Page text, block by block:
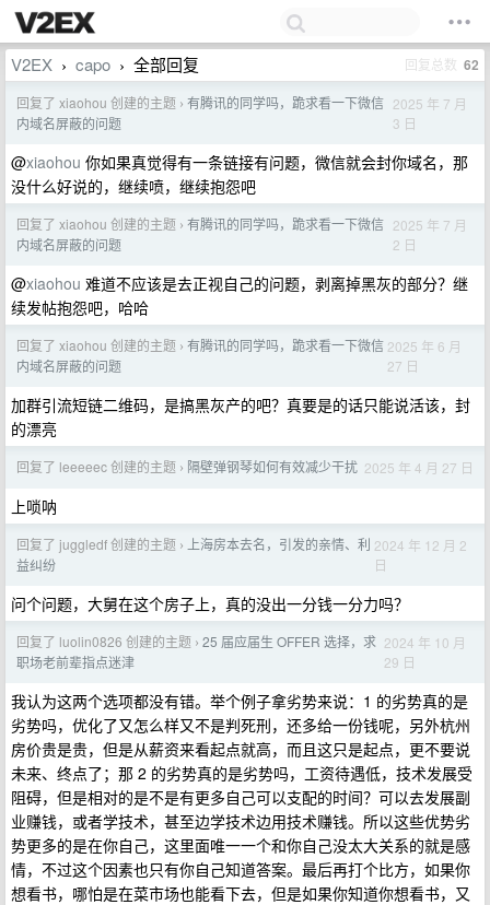
V2EX › capo › 全部回复 回复总数 62
回复了 xiaohou 创建的主题 › 有腾讯的同学吗，跪求看一下微信
内域名屏蔽的问题
2025 年 7 月
3 日
@xiaohou 你如果真觉得有一条链接有问题，微信就会封你域名，那
没什么好说的，继续喷，继续抱怨吧
回复了 xiaohou 创建的主题 › 有腾讯的同学吗，跪求看一下微信
内域名屏蔽的问题
2025 年 7 月
2 日
@xiaohou 难道不应该是去正视自己的问题，剥离掉黑灰的部分？继
续发帖抱怨吧，哈哈
回复了 xiaohou 创建的主题 › 有腾讯的同学吗，跪求看一下微信
内域名屏蔽的问题
2025 年 6 月
27 日
加群引流短链二维码，是搞黑灰产的吧？真要是的话只能说活该，封
的漂亮
回复了 leeeeec 创建的主题 › 隔壁弹钢琴如何有效减少干扰 2025 年 4 月 27 日
上唢呐
回复了 juggledf 创建的主题 ›
上海房本去名，引发的亲情、利
益纠纷
2024 年 12 月 2
日
问个问题，大舅在这个房子上，真的没出一分钱一分力吗？
回复了 luolin0826 创建的主题 › 25 届应届生 OFFER 选择，求
职场老前辈指点迷津
2024 年 10 月
29 日
我认为这两个选项都没有错。举个例子拿劣势来说：1 的劣势真的是
劣势吗，优化了又怎么样又不是判死刑，还多给一份钱呢，另外杭州
房价贵是贵，但是从薪资来看起点就高，而且这只是起点，更不要说
未来、终点了；那 2 的劣势真的是劣势吗，工资待遇低，技术发展受
阻碍，但是相对的是不是有更多自己可以支配的时间？可以去发展副
业赚钱，或者学技术，甚至边学技术边用技术赚钱。所以这些优势劣
势更多的是在你自己，这里面唯一一个和你自己没太大关系的就是感
情，不过这个因素也只有你自己知道答案。最后再打个比方，如果你
想看书，哪怕是在菜市场也能看下去，但是如果你知道你想看书，又